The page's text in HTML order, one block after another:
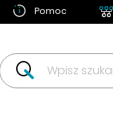
w
Pomoc